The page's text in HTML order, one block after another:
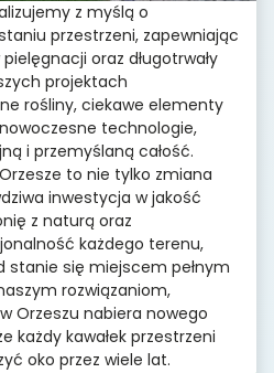
z myślą o
przestrzeni, zapewniając
oraz długotrwały
projektach
rośliny, ciekawe elementy
technologie,
i przemyślaną całość.
to nie tylko zmiana
inwestycja w jakość
z naturą oraz
każdego terenu,
stanie się miejscem pełnym
rozwiązaniom,
Orzeszu nabiera nowego
każdy kawałek przestrzeni
oko przez wiele lat.